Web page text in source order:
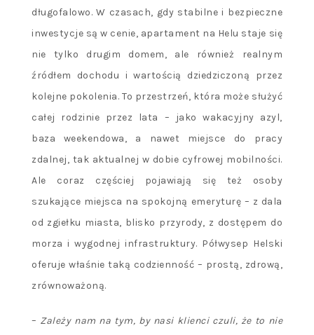
długofalowo. W czasach, gdy stabilne i bezpieczne
inwestycje są w cenie, apartament na Helu staje się
nie tylko drugim domem, ale również realnym
źródłem dochodu i wartością dziedziczoną przez
kolejne pokolenia. To przestrzeń, która może służyć
całej rodzinie przez lata – jako wakacyjny azyl,
baza weekendowa, a nawet miejsce do pracy
zdalnej, tak aktualnej w dobie cyfrowej mobilności.
Ale coraz częściej pojawiają się też osoby
szukające miejsca na spokojną emeryturę – z dala
od zgiełku miasta, blisko przyrody, z dostępem do
morza i wygodnej infrastruktury. Półwysep Helski
oferuje właśnie taką codzienność – prostą, zdrową,
zrównoważoną.
– Zależy nam na tym, by nasi klienci czuli, że to nie